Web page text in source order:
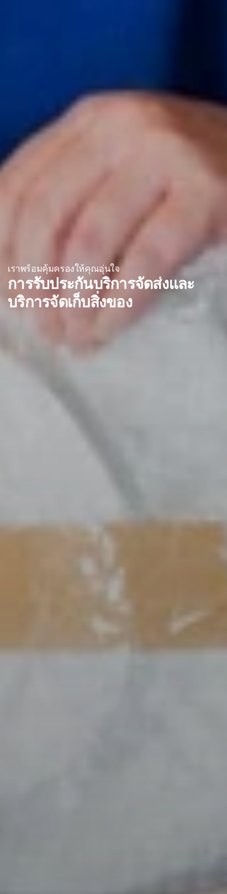
เราพร้อมคุ้มครองให้คุณอุ่นใจ
การรับประกันบริการจัดส่งและ
บริการจัดเก็บสิ่งของ